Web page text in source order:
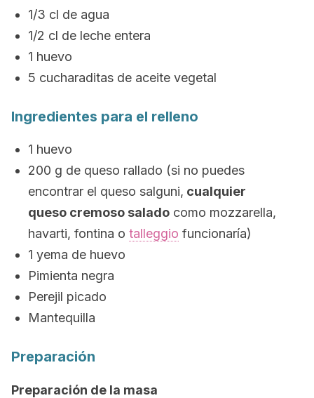
1/3 cl de agua
1/2 cl de leche entera
1 huevo
5 cucharaditas de aceite vegetal
Ingredientes para el relleno
1 huevo
200 g de queso rallado (si no puedes
encontrar el queso salguni, cualquier
queso cremoso salado como mozzarella,
havarti, fontina o talleggio funcionaría)
1 yema de huevo
Pimienta negra
Perejil picado
Mantequilla
Preparación
Preparación de la masa